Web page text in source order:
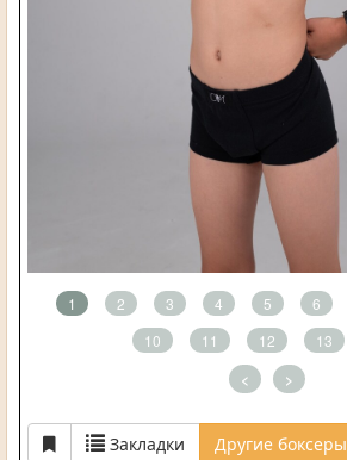
1 2 3 4 5 6
10
11 12 13
< >
Закладки Другие боксеры